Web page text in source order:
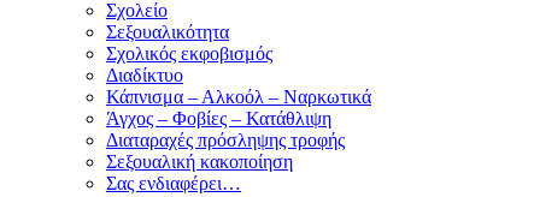
Σχολείο
Σεξουαλικότητα
Σχολικός εκφοβισμός
Διαδίκτυο
Κάπνισμα – Αλκοόλ – Ναρκωτικά
Άγχος – Φοβίες – Κατάθλιψη
Διαταραχές πρόσληψης τροφής
Σεξουαλική κακοποίηση
Σας ενδιαφέρει…